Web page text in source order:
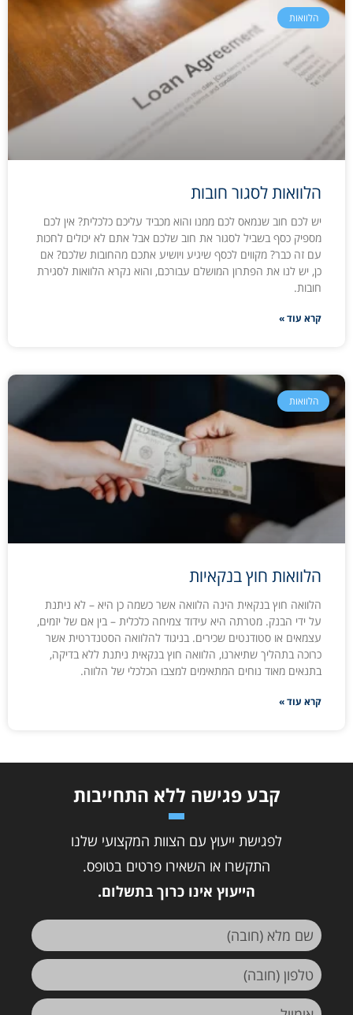
הלוואות
הלוואות לסגור חובות
יש לכם חוב שנמאס לכם ממנו והוא מכביד עליכם כלכלית? אין לכם
מספיק כסף בשביל לסגור את חוב שלכם אבל אתם לא יכולים לחכות
עם זה כבר? מקווים לכסף שיגיע ויושיע אתכם מהחובות שלכם? אם
כן, יש לנו את הפתרון המושלם עבורכם, והוא נקרא הלוואות לסגירת
חובות.
קרא עוד »
הלוואות
הלוואות חוץ בנקאיות
הלוואה חוץ בנקאית הינה הלוואה אשר כשמה כן היא – לא ניתנת
על ידי הבנק. מטרתה היא עידוד צמיחה כלכלית – בין אם של יזמים,
עצמאים או סטודנטים שכירים. בניגוד להלוואה הסטנדרטית אשר
כרוכה בתהליך שתיארנו, הלוואה חוץ בנקאית ניתנת ללא בדיקה,
בתנאים מאוד נוחים המתאימים למצבו הכלכלי של הלווה.
קרא עוד »
קבע פגישה ללא התחייבות
לפגישת ייעוץ עם הצוות המקצועי שלנו
התקשרו או השאירו פרטים בטופס.
הייעוץ אינו כרוך בתשלום.